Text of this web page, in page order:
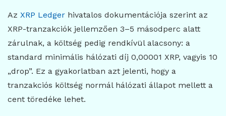
Az XRP Ledger hivatalos dokumentációja szerint az
XRP-tranzakciók jellemzően 3–5 másodperc alatt
zárulnak, a költség pedig rendkívül alacsony: a
standard minimális hálózati díj 0,00001 XRP, vagyis 10
„drop”. Ez a gyakorlatban azt jelenti, hogy a
tranzakciós költség normál hálózati állapot mellett a
cent töredéke lehet.